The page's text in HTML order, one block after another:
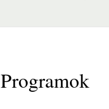
Programok